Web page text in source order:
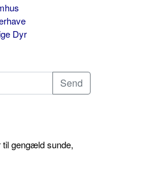
Dyr
til gengæld sunde,